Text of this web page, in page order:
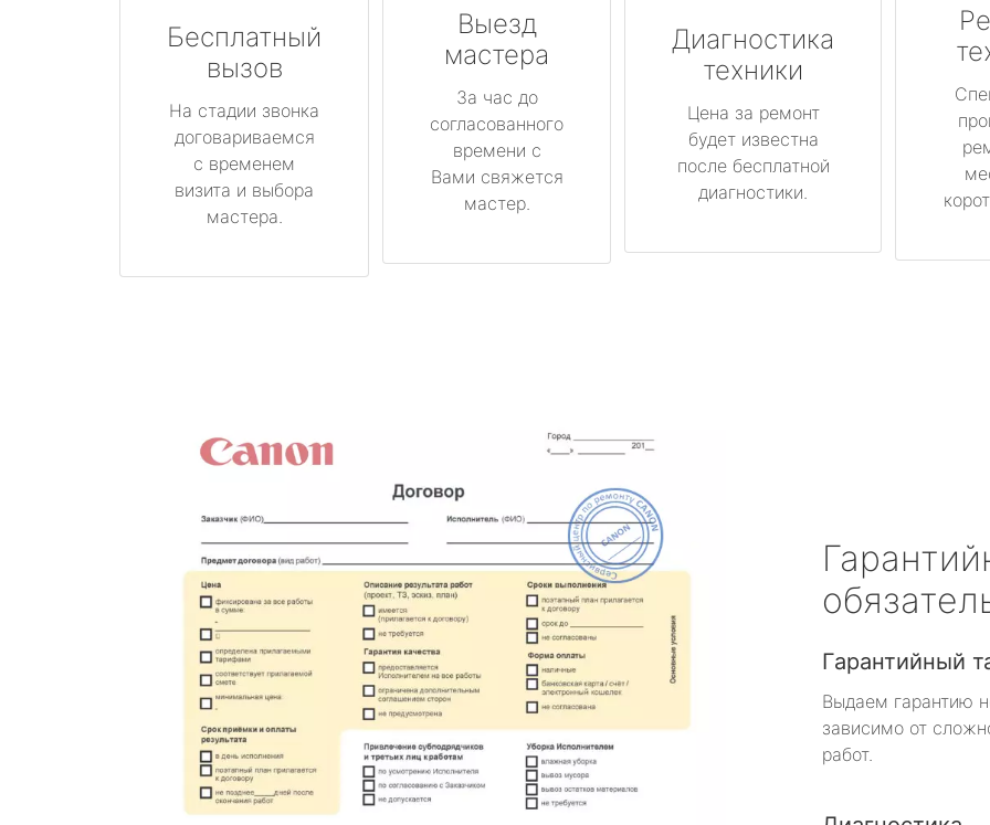
Бесплатный
вызов
На стадии звонка
договариваемся
с временем
визита и выбора
мастера.
Выезд
мастера
За час до
согласованного
времени с
Вами свяжется
мастер.
Диагностика
техники
Цена за ремонт
будет известна
после бесплатной
диагностики.
Гарантийный
Выдаем гарантию
зависимо от
работ.